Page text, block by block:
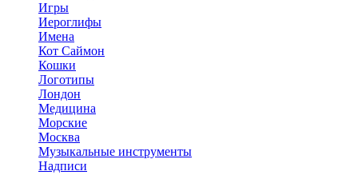
Игры
Иероглифы
Имена
Кот Саймон
Кошки
Логотипы
Лондон
Медицина
Морские
Москва
Музыкальные инструменты
Надписи